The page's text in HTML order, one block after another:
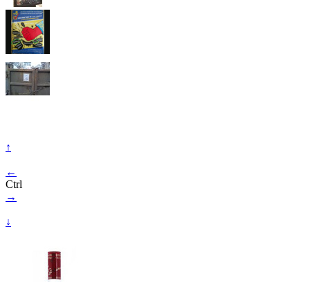
↑
←
Ctrl
→
↓